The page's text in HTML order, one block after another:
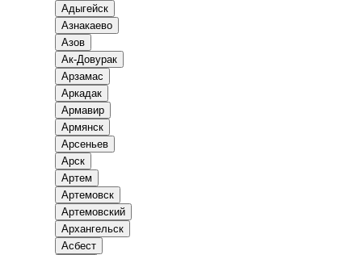
Адыгейск
Азнакаево
Азов
Ак-Довурак
Арзамас
Аркадак
Армавир
Армянск
Арсеньев
Арск
Артем
Артемовск
Артемовский
Архангельск
Асбест